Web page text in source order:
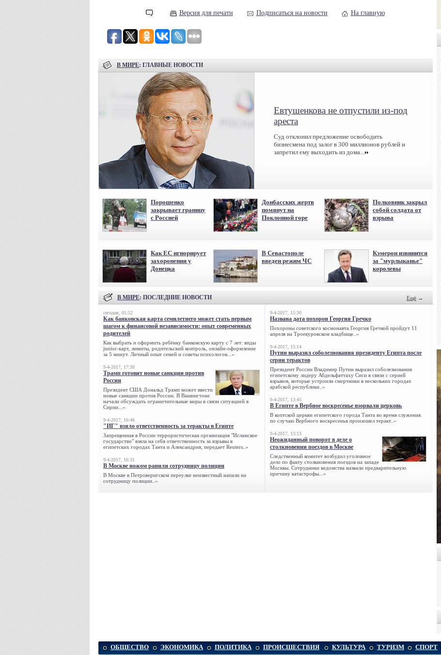
Версия для печати Подписаться на новости На главную
В МИРЕ: ГЛАВНЫЕ НОВОСТИ
Евтушенкова не отпустили из-под
ареста
Суд отклонил предложение освободить
бизнесмена под залог в 300 миллионов рублей и
запретил ему выходить из дома...
Порошенко
закрывает границу
с Россией
Донбасских жертв
помянут на
Поклонной горе
Полковник закрыл
собой солдата от
взрыва
Как ЕС игнорирует
захоронения у
Донецка
В Севастополе
введен режим ЧС
Кэмерон извинится
за "мурлыканье"
королевы
В МИРЕ: ПОСЛЕДНИЕ НОВОСТИ Ещё →
сегодня, 01:52
Как банковская карта семилетнего может стать первым
шагом к финансовой независимости: опыт современных
родителей
Как выбрать и оформить ребёнку банковскую карту с 7 лет: виды
junior-карт, лимиты, родительский контроль, онлайн-оформление
за 5 минут. Личный опыт семей и советы психологов...»
9-4-2017, 17:30
Трамп готовит новые санкции против
России
Президент США Дональд Трамп может ввести
новые санкции против России. В Вашингтоне
начали обсуждать ограничительные меры в связи ситуацией в
Сирии...»
9-4-2017, 16:46
"ИГ" взяло ответственность за теракты в Египте
Запрещенная в России террористическая организация "Исламское
государство" взяла на себя ответственность за взрывы в
египетских городах Танта и Александрия, передает Reuters..»
9-4-2017, 16:31
В Москве ножом ранили сотрудницу полиции
В Москве в Петроверигском переулке неизвестный напали на
сотрудницу полиции..»
9-4-2017, 15:30
Названа дата похорон Георгия Гречко
Похороны советского космонавта Георгия Гречкой пройдут 11
апреля на Троекуровском кладбище..»
9-4-2017, 15:14
Путин выразил соболезнования президенту Египта после
серии терактов
Президент России Владимир Путин выразил соболезнования
египетскому лидеру Абдельфаттаху Сиси в связи с серией
взрывов, которые устроили смертники в нескольких городах
арабской республики..»
9-4-2017, 13:45
В Египте в Вербное воскресенье взорвали церковь
В коптской церкви египетского города Танта во время служения
по случаю Вербного воскресенья произошел теракт..»
9-4-2017, 13:13
Неожиданный поворот в деле о
столкновении поездов в Москве
Следственный комитет возбудил уголовное
дело по факту столкновения поездов на западе
Москвы. Сотрудники ведомства назвали предварительную
причину катастрофы...»
ОБЩЕСТВО ЭКОНОМИКА ПОЛИТИКА ПРОИСШЕСТВИЯ КУЛЬТУРА ТУРИЗМ СПОРТ